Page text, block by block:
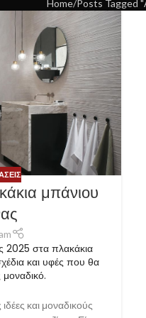
Home Posts Tagged
μπάνιου
2025 στα πλακάκια
και υφές που θα
και μοναδικούς